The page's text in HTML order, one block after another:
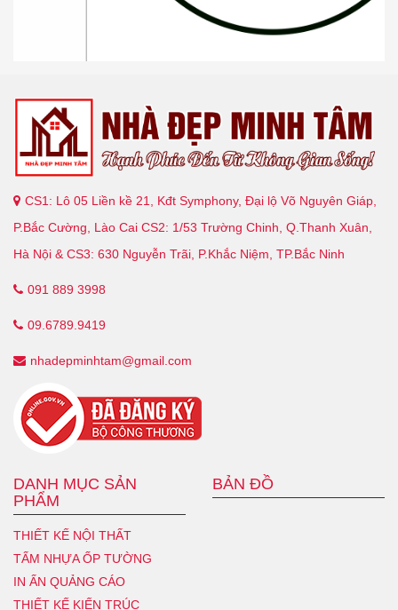
CS1: Lô 05 Liền kề 21, Kđt Symphony, Đại lộ Võ Nguyên Giáp,
P.Bắc Cường, Lào Cai CS2: 1/53 Trường Chinh, Q.Thanh Xuân,
Hà Nội & CS3: 630 Nguyễn Trãi, P.Khắc Niệm, TP.Bắc Ninh
091 889 3998
09.6789.9419
nhadepminhtam@gmail.com
DANH MỤC SẢN
PHẨM
THIẾT KẾ NỘI THẤT
TẤM NHỰA ỐP TƯỜNG
IN ẤN QUẢNG CÁO
THIẾT KẾ KIẾN TRÚC
BẢN ĐỒ